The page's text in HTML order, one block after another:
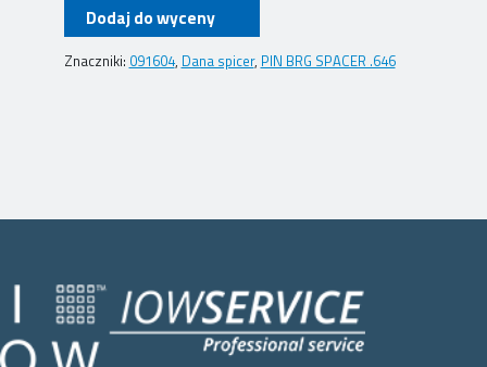
Dodaj do wyceny
Znaczniki: 091604, Dana spicer, PIN BRG SPACER .646